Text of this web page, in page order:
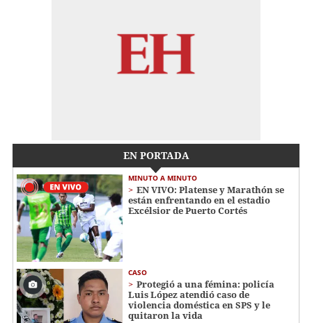
EN PORTADA
MINUTO A MINUTO
EN VIVO: Platense y Marathón se
están enfrentando en el estadio
Excélsior de Puerto Cortés
CASO
Protegió a una fémina: policía
Luis López atendió caso de
violencia doméstica en SPS y le
quitaron la vida